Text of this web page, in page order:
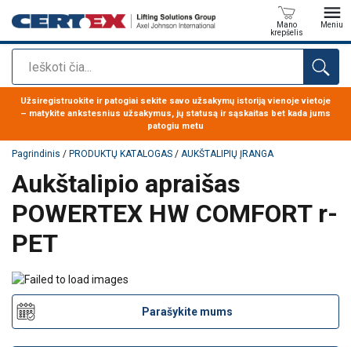
Paieška
Mano
krepšelis
Meniu
Produktas buvo pridėtas prie jūsų užklausos
Užsiregistruokite ir patogiai sekite savo užsakymų istoriją vienoje vietoje
– matykite ankstesnius užsakymus, jų statusą ir sąskaitas bet kada jums
patogiu metu
Pagrindinis / PRODUKTŲ KATALOGAS / AUKŠTALIPIŲ ĮRANGA
Aukštalipio apraišas
POWERTEX HW COMFORT r-
PET
Parašykite mums